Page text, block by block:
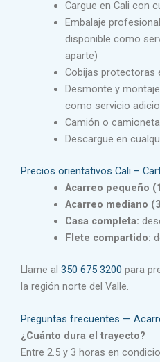
Cargue en Cali con
Embalaje
disponible como
aparte)
Cobijas protectoras
Desmonte y
como servicio
Camión o
Descargue en
Precios orientativos Cali –
Acarreo pequeño
Acarreo mediano
Casa completa:
Flete compartido:
Llame al 350 675 3200 para
la región norte del Valle.
Preguntas frecuentes —
¿Cuánto dura el trayecto?
Entre 2.5 y 3 horas en